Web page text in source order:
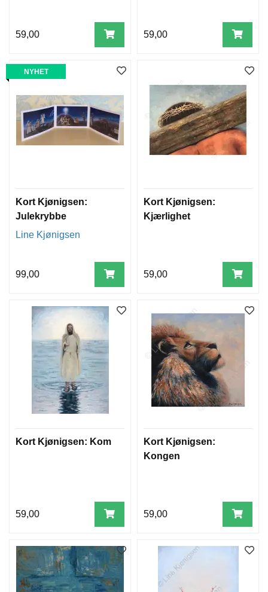
59,00 59,00
NYHET
Kort Kjønigsen:
Julekrybbe
Line Kjønigsen
99,00
Kort Kjønigsen:
Kjærlighet
59,00
Kort Kjønigsen: Kom
59,00
Kort Kjønigsen:
Kongen
59,00